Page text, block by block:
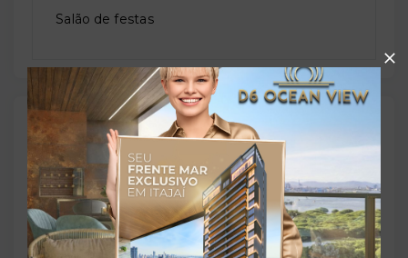
Salão de festas
Outras Informações
Referência:
O-74412-115564